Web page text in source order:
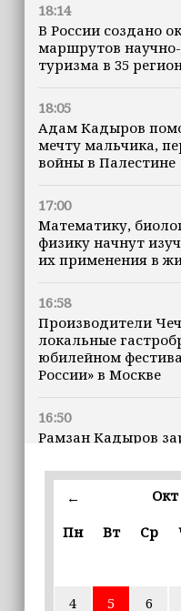
18:14
В России создано
маршрутов
туризма в 35
18:05
Адам Кадыров
мечту мальчика,
войны в Палестине
17:00
Математику,
физику начнут
их применения в
16:58
Производители
локальные
юбилейном
России» в Москве
16:50
Рамзан Кадыров
16:47
землетрясения,
← Окт
Пн
Вт Ср
4
5 6